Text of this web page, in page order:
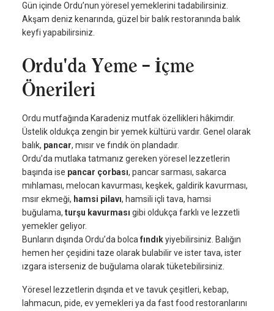
Gün içinde Ordu’nun yöresel yemeklerini tadabilirsiniz.
Akşam deniz kenarında, güzel bir balık restoranında balık
keyfi yapabilirsiniz.
Ordu'da Yeme – İçme
Önerileri
Ordu mutfağında Karadeniz mutfak özellikleri hâkimdir.
Üstelik oldukça zengin bir yemek kültürü vardır. Genel olarak
balık, pancar, mısır ve fındık ön plandadır.
Ordu’da mutlaka tatmanız gereken yöresel lezzetlerin
başında ise pancar çorbası, pancar sarması, sakarca
mıhlaması, melocan kavurması, keşkek, galdirik kavurması,
msır ekmeği, hamsi pilavı, hamsili içli tava, hamsi
buğulama, turşu kavurması gibi oldukça farklı ve lezzetli
yemekler geliyor.
Bunların dışında Ordu’da bolca fındıkyiyebilirsiniz. Balığın
hemen her çeşidini taze olarak bulabilir ve ister tava, ister
ızgara isterseniz de buğulama olarak tüketebilirsiniz.
Yöresel lezzetlerin dışında et ve tavuk çeşitleri, kebap,
lahmacun, pide, ev yemekleri ya da fast food restoranlarını